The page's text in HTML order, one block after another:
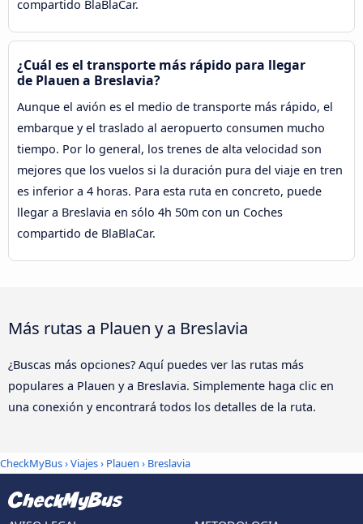
compartido BlaBlaCar.
¿Cuál es el transporte más rápido para llegar
de Plauen a Breslavia?
Aunque el avión es el medio de transporte más rápido, el
embarque y el traslado al aeropuerto consumen mucho
tiempo. Por lo general, los trenes de alta velocidad son
mejores que los vuelos si la duración pura del viaje en tren
es inferior a 4 horas. Para esta ruta en concreto, puede
llegar a Breslavia en sólo 4h 50m con un Coches
compartido de BlaBlaCar.
Más rutas a Plauen y a Breslavia
¿Buscas más opciones? Aquí puedes ver las rutas más
populares a Plauen y a Breslavia. Simplemente haga clic en
una conexión y encontrará todos los detalles de la ruta.
CheckMyBus›Viajes› Plauen › Breslavia